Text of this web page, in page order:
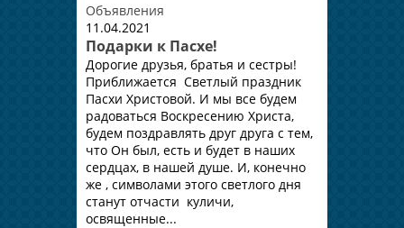
Объявления
11.04.2021
Подарки к Пасхе!
Дорогие друзья, братья и сестры!
Приближается Светлый праздник
Пасхи Христовой. И мы все будем
радоваться Воскресению Христа,
будем поздравлять друг друга с тем,
что Он был, есть и будет в наших
сердцах, в нашей душе. И, конечно
же , символами этого светлого дня
станут отчасти куличи,
освященные...